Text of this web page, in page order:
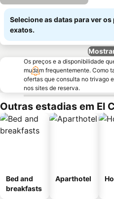
Selecione as datas para ver
exatos.
Os preços e a disponibilidade
mudam frequentemente. Como
ofertas que consulta no trivago
nos sites de reserva.
Outras estadias em El
Bed and
breakfasts
Aparthotel